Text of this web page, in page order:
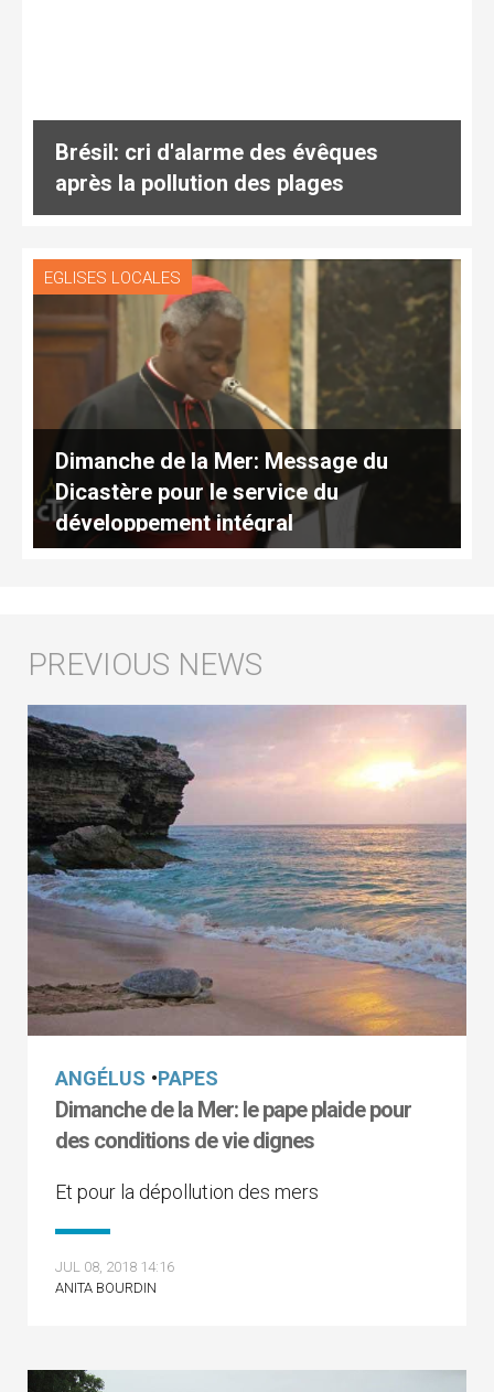
Brésil: cri d'alarme des évêques
après la pollution des plages
EGLISES LOCALES
Dimanche de la Mer: Message du
Dicastère pour le service du
développement intégral
ANGÉLUS •PAPES
Dimanche de la Mer: le pape plaide pour
des conditions de vie dignes
Et pour la dépollution des mers
JUL 08, 2018 14:16
ANITA BOURDIN